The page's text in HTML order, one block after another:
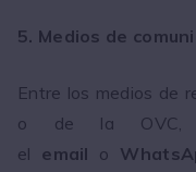
5. Medios de
Entre los medios de
o de la OVC,
el email o